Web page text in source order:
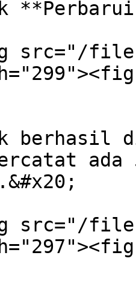
src="/files/
berhasil
ada
src="/files/